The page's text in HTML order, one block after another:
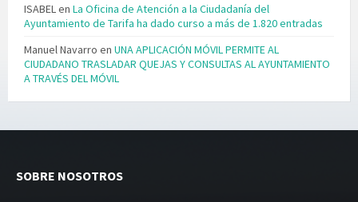
ISABELen La Oficina de Atención a la Ciudadanía del
Ayuntamiento de Tarifa ha dado curso a más de 1.820 entradas
Manuel Navarro en UNA APLICACIÓN MÓVIL PERMITE AL
CIUDADANO TRASLADAR QUEJAS Y CONSULTAS AL AYUNTAMIENTO
A TRAVÉS DEL MÓVIL
SOBRE NOSOTROS